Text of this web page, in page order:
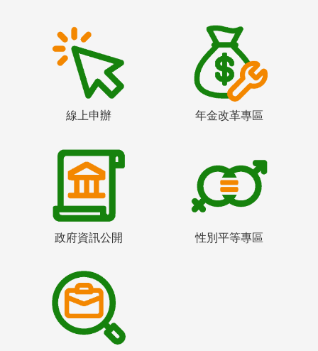
線上申辦 年金改革專區
政府資訊公開 性別平等專區